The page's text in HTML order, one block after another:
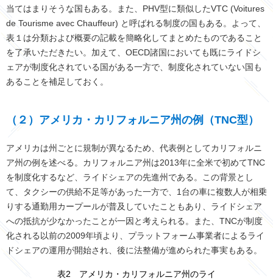
当てはまりそうな国もある。また、PHV型に類似したVTC (Voitures
de Tourisme avec Chauffeur) と呼ばれる制度の国もある。よって、
表１は分類および概要の記載を簡略化してまとめたものであること
を了承いただきたい。加えて、OECD諸国においても既にライドシ
ェアが制度化されている国がある一方で、制度化されていない国も
あることを補足しておく。
（２）アメリカ・カリフォルニア州の例（TNC型）
アメリカは州ごとに規制が異なるため、代表例としてカリフォルニ
ア州の例を述べる。カリフォルニア州は2013年に全米で初めてTNC
を制度化するなど、ライドシェアの先進州である。この背景とし
て、タクシーの供給不足等があった一方で、 1台の車に複数人が相乗
りする通勤用カープールが普及していたこともあり、ライドシェア
への抵抗が少なかったことが一因と考えられる。また、 TNCが制度
化される以前の2009年頃より、プラットフォーム事業者によるライ
ドシェアの運用が開始され、後に法整備が進められた事実もある。
表2 アメリカ・カリフォルニア州のライ